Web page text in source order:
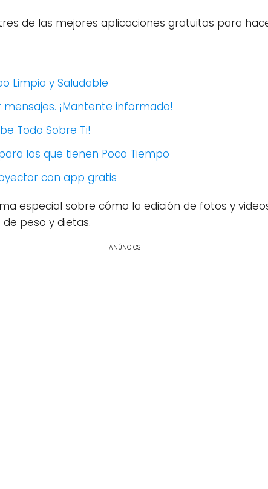
de las mejores aplicaciones gratuitas para
Limpio y Saludable
¡Mantente informado!
Todo Sobre Ti!
los que tienen Poco Tiempo
con app gratis
especial sobre cómo la edición de fotos y
peso y dietas.
ANÚNCIOS